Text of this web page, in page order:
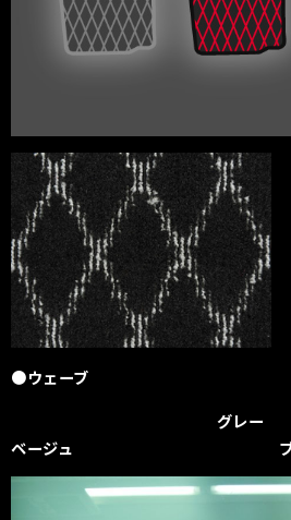
●ウェーブ
グ
ベージュ ブラ